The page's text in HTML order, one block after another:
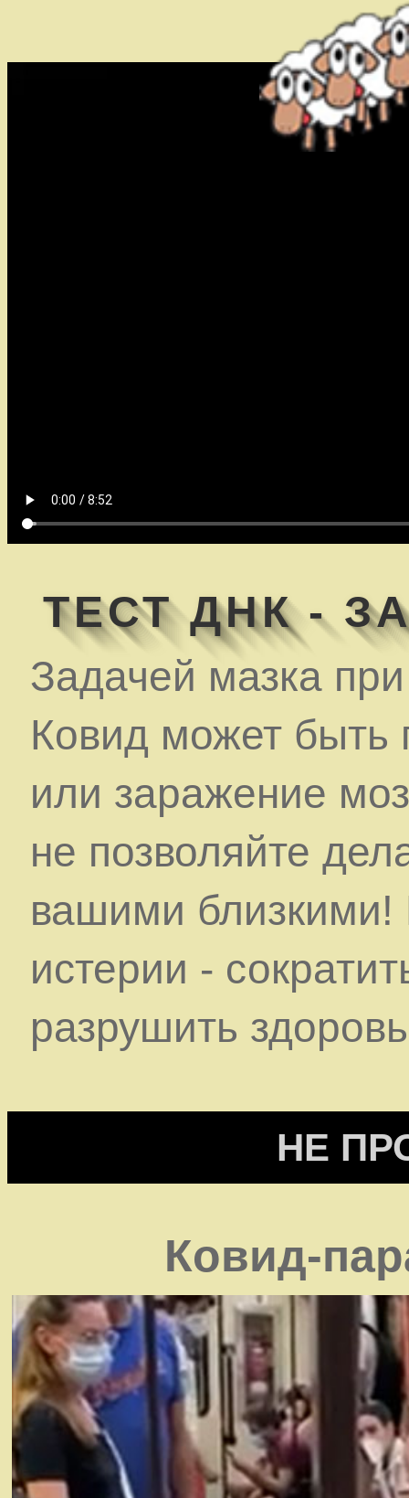
ТЕСТ ДНК -
Задачей мазка
Ковид может быть
или заражение
не позволяйте
вашими близкими!
истерии -
разрушить
НЕ
Ковид-